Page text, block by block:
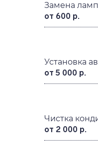
Замена
от 600 р.
Установка
от 5 000 р.
Чистка
от 2 000 р.